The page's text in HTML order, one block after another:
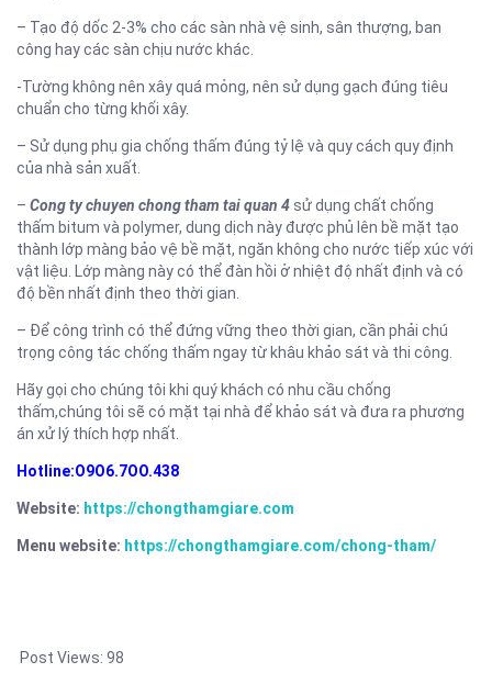
– Tạo độ dốc 2-3% cho các sàn nhà vệ sinh, sân thượng, ban
công hay các sàn chịu nước khác.
-Tường không nên xây quá mỏng, nên sử dụng gạch đúng tiêu
chuẩn cho từng khối xây.
– Sử dụng phụ gia chống thấm đúng tỷ lệ và quy cách quy định
của nhà sản xuất.
– Cong ty chuyen chong tham tai quan 4 sử dụng chất chống
thấm bitum và polymer, dung dịch này được phủ lên bề mặt tạo
thành lớp màng bảo vệ bề mặt, ngăn không cho nước tiếp xúc với
vật liệu. Lớp màng này có thể đàn hồi ở nhiệt độ nhất định và có
độ bền nhất định theo thời gian.
– Để công trình có thể đứng vững theo thời gian, cần phải chú
trọng công tác chống thấm ngay từ khâu khảo sát và thi công.
Hãy gọi cho chúng tôi khi quý khách có nhu cầu chống
thấm,chúng tôi sẽ có mặt tại nhà để khảo sát và đưa ra phương
án xử lý thích hợp nhất.
Hotline:O9O6.7OO.438
Website: https://chongthamgiare.com
Menu website: https://chongthamgiare.com/chong-tham/
Post Views: 98